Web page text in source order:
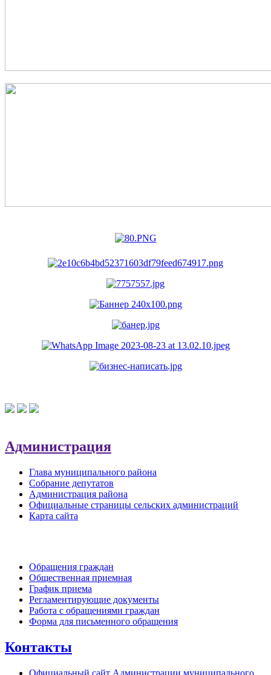
Администрация
Глава муниципального района
Собрание депутатов
Администрация района
Официальные страницы сельских администраций
Карта сайта
Обращения граждан
Общественная приемная
График приема
Регламентирующие документы
Работа с обращениями граждан
Форма для письменного обращения
Контакты